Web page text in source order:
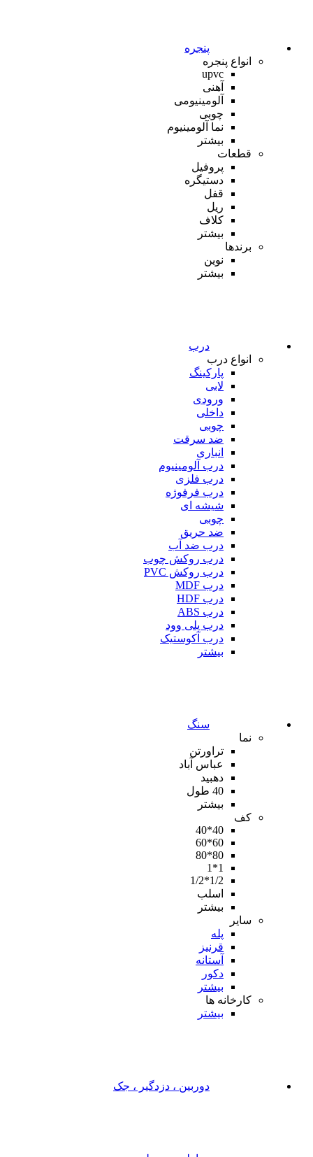
پنجره
انواع پنجره
upvc
آهنی
آلومینیومی
چوبی
نما آلومینیوم
بیشتر
قطعات
پروفیل
دستیگره
قفل
ریل
کلاف
بیشتر
برندها
نوین
بیشتر
درب
انواع درب
پارکینگ
لابی
ورودی
داخلی
چوبی
ضد سرقت
انباری
درب آلومینیوم
درب فلزی
درب فرفوژه
شیشه ای
چوبی
ضد حریق
درب ضد آب
درب روکش چوب
درب روکش PVC
درب MDF
درب HDF
درب ABS
درب پلی وود
درب آکوستیک
بیشتر
سنگ
نما
تراورتن
عباس آباد
دهبید
40 طول
بیشتر
کف
40*40
60*60
80*80
1*1
1/2*1/2
اسلب
بیشتر
سایر
پله
قرنیز
آستانه
دکور
بیشتر
کارخانه ها
بیشتر
دوربین ، دزدگیر ، جک